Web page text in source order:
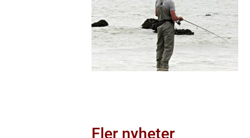
Fler nyheter